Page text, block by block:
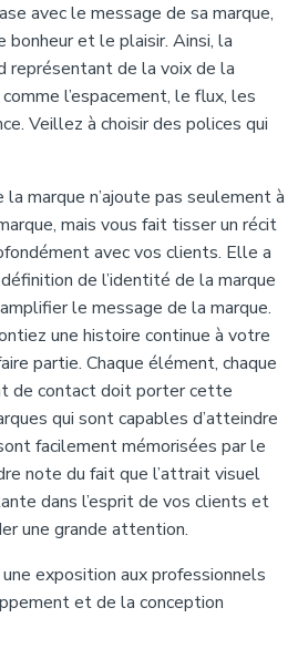
avec le message de sa marque,
bonheur et le plaisir. Ainsi, la
représentant de la voix de la
l’espacement, le flux, les
Veillez à choisir des polices qui
marque n’ajoute pas seulement à
mais vous fait tisser un récit
avec vos clients. Elle a
de l’identité de la marque
le message de la marque.
une histoire continue à votre
partie. Chaque élément, chaque
de contact doit porter cette
qui sont capables d’atteindre
facilement mémorisées par le
note du fait que l’attrait visuel
dans l’esprit de vos clients et
une grande attention.
exposition aux professionnels
et de la conception